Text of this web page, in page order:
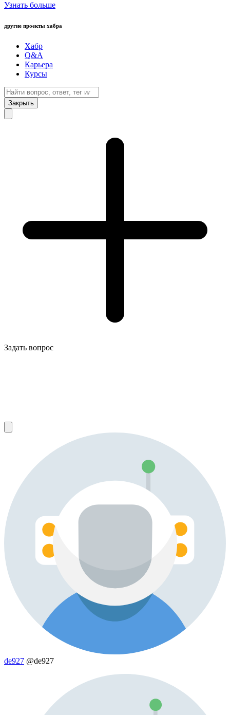
Узнать больше
другие проекты хабра
Хабр
Q&A
Карьера
Курсы
Закрыть
Задать вопрос
de927 @de927